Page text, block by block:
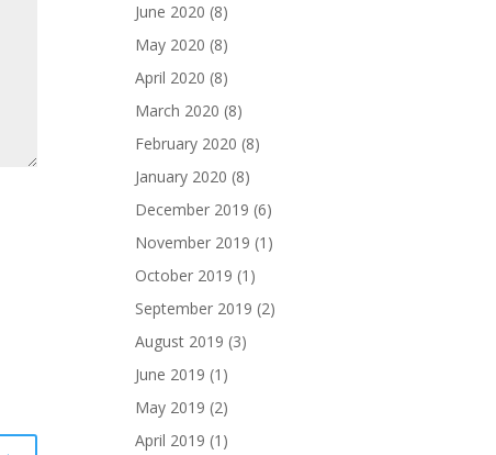
June 2020 (8)
May 2020 (8)
April 2020 (8)
March 2020 (8)
February 2020 (8)
January 2020 (8)
December 2019 (6)
November 2019 (1)
October 2019 (1)
September 2019 (2)
August 2019 (3)
June 2019 (1)
May 2019 (2)
April 2019 (1)